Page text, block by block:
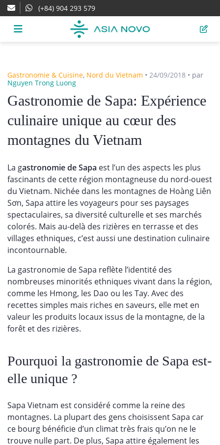
(+84) 904 293 579
Gastronomie & Cuisine, Nord du Vietnam • 24/09/2018 • par
Nguyen Trong Luong
Gastronomie de Sapa: Expérience
culinaire unique au cœur des
montagnes du Vietnam
La gastronomie de Sapa est l’un des aspects les plus
fascinants de cette région montagneuse du nord-ouest
du Vietnam. Nichée dans les montagnes de Hoàng Liên
Sơn, Sapa attire les voyageurs pour ses paysages
spectaculaires, sa diversité culturelle et ses marchés
colorés. Mais au-delà des rizières en terrasse et des
villages ethniques, c’est aussi une destination culinaire
incontournable.
La gastronomie de Sapa reflète l’identité des
nombreuses minorités ethniques vivant dans la région,
comme les Hmong, les Dao ou les Tay. Avec des
recettes simples mais riches en saveurs, elle met en
valeur les produits locaux issus de la montagne, de la
forêt et des rizières.
Pourquoi la gastronomie de Sapa est-
elle unique ?
Sapa Vietnam est considéré comme la reine des
montagnes. La plupart des gens choisissent Sapa car
ce bourg bénéficie d’un climat très frais qu’on ne le
trouve nulle part. De plus, Sapa attire également les